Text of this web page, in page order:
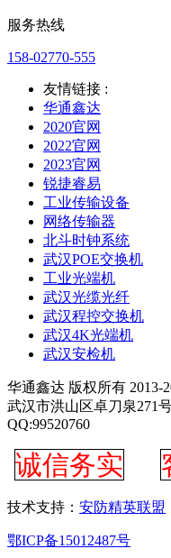
服务热线
158-02770-555
友情链接 :
华通鑫达
2020官网
2022官网
2023官网
锐捷睿易
工业传输设备
网络传输器
北斗时钟系统
武汉POE交换机
工业光端机
武汉光缆光纤
武汉程控交换机
武汉4K光端机
武汉安检机
华通鑫达 版权所有 2013-
武汉市洪山区卓刀泉271
QQ:99520760
诚信务实
技术支持： 安防精英联盟
鄂ICP备15012487号